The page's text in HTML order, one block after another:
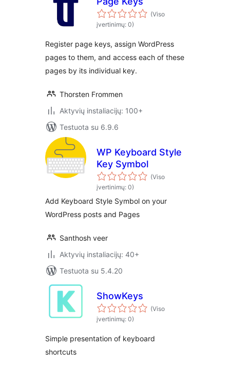
(Viso
įvertinimų: 0)
Register page keys, assign WordPress
pages to them, and access each of these
pages by its individual key.
Thorsten Frommen
Aktyvių instaliacijų: 100+
Testuota su 6.9.6
WP Keyboard Style
Key Symbol
(Viso
įvertinimų: 0)
Add Keyboard Style Symbol on your
WordPress posts and Pages
Santhosh veer
Aktyvių instaliacijų: 40+
Testuota su 5.4.20
ShowKeys
(Viso
įvertinimų: 0)
Simple presentation of keyboard
shortcuts